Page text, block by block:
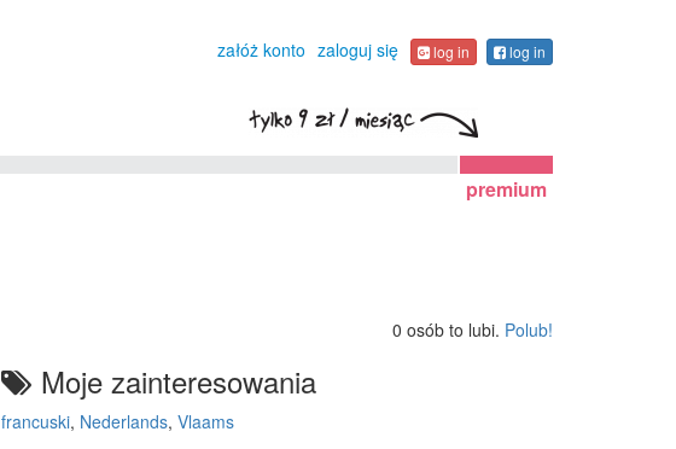
załóż konto zaloguj się log in log in
premium
0 osób to lubi. Polub!
Moje zainteresowania
francuski, Nederlands, Vlaams